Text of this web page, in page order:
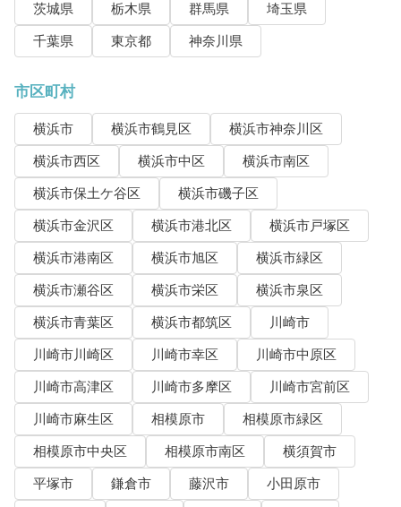
茨城県 栃木県 群馬県
埼玉県
千葉県
東京都 神奈川県
市区町村
横浜市 横浜市鶴見区
横浜市神奈川区
横浜市西区
横浜市中区
横浜市南区
横浜市保土ケ谷区
横浜市磯子区
横浜市金沢区
横浜市港北区
横浜市戸塚区
横浜市港南区
横浜市旭区
横浜市緑区
横浜市瀬谷区
横浜市栄区
横浜市泉区
横浜市青葉区
横浜市都筑区
川崎市
川崎市川崎区
川崎市幸区
川崎市中原区
川崎市高津区
川崎市多摩区
川崎市宮前区
川崎市麻生区
相模原市
相模原市緑区
相模原市中央区
相模原市南区
横須賀市
平塚市
鎌倉市 藤沢市
小田原市